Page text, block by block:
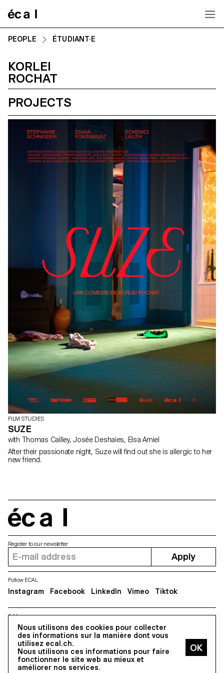
PEOPLE ÉTUDIANT·E
KORLEI
ROCHAT
PROJECTS
FILM STUDIES
SUZE
with Thomas Cailley, Josée Deshaies, Elsa Amiel
After their passionate night, Suze will find out she is allergic to her
new friend.
Nous utilisons des cookies pour collecter
des informations sur la manière dont vous
utilisez ecal.ch.
Nous utilisons ces informations pour faire
fonctionner le site web au mieux et
améliorer nos services.
Address
5, avenue du Temple, CH-1020 Renens
Register to our newsletter
Apply
Follow ECAL
Instagram Facebook LinkedIn Vimeo Tiktok
All Rights reserved @2026
Contact Impressum Hub Press